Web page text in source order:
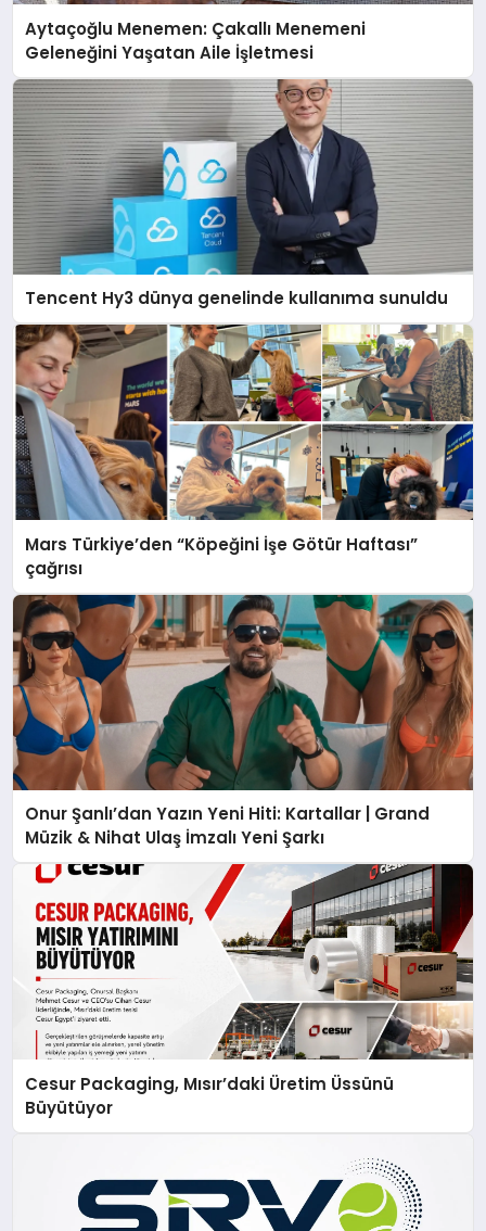
Aytaçoğlu Menemen: Çakallı Menemeni
Geleneğini Yaşatan Aile İşletmesi
Tencent Hy3 dünya genelinde kullanıma sunuldu
Mars Türkiye’den “Köpeğini İşe Götür Haftası”
çağrısı
Onur Şanlı’dan Yazın Yeni Hiti: Kartallar | Grand
Müzik & Nihat Ulaş İmzalı Yeni Şarkı
Cesur Packaging, Mısır’daki Üretim Üssünü
Büyütüyor